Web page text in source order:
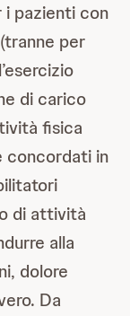
pazienti con
per
di carico
fisica
concordati in
di attività
alla
dolore
Da